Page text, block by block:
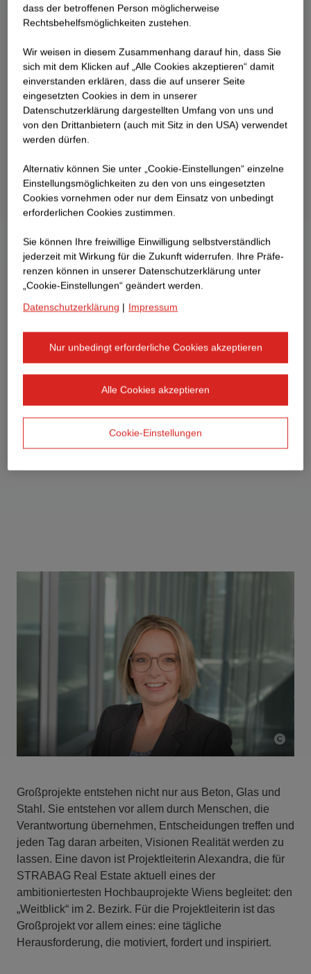
Großprojekte entstehen nicht nur aus Beton, Glas und
Stahl. Sie entstehen vor allem durch Menschen, die
Verantwortung übernehmen, Entscheidungen treffen und
jeden Tag daran arbeiten, Visionen Realität werden zu
lassen. Eine davon ist Projektleiterin Alexandra, die für
STRABAG Real Estate aktuell eines der
ambitioniertesten Hochbauprojekte Wiens begleitet: den
„Weitblick“ im 2. Bezirk. Für die Projektleiterin ist das
Großprojekt vor allem eines: eine tägliche
Herausforderung, die motiviert, fordert und inspiriert.
dass der betroffenen Person möglicherweise
Rechtsbehelfsmöglichkeiten zustehen.
Wir weisen in diesem Zusammenhang darauf hin, dass Sie
sich mit dem Klicken auf „Alle Cookies akzeptieren“ damit
ein­ver­standen erklären, dass die auf unserer Seite
eingesetzten Cookies in dem in unserer
Datenschutzerklärung dargestellten Umfang von uns und
von den Drittanbietern (auch mit Sitz in den USA) verwendet
werden dürfen.
Alternativ können Sie unter „Cookie-Einstellungen“ einzelne
Einstellungsmöglichkeiten zu den von uns eingesetzten
Cookies vornehmen oder nur dem Einsatz von unbedingt
erforderlichen Cookies zustimmen.
Sie können Ihre freiwillige Einwilligung selbstverständlich
jederzeit mit Wirkung für die Zukunft widerrufen. Ihre Prä­fe­
renzen können in unserer Datenschutzerklärung unter
„Cookie-Einstellungen“ geändert werden.
Datenschutzerklärung | Impressum
Nur unbedingt erforderliche Cookies akzeptieren
Alle Cookies akzeptieren
Cookie-Einstellungen